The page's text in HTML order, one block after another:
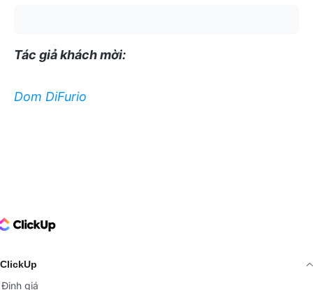
Tác giả khách mời:
Dom DiFurio
Logo
ClickUp
Định giá